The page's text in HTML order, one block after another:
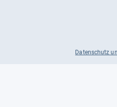
Datenschutz